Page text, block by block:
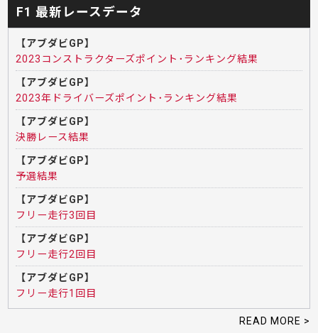
F1 最新レースデータ
【アブダビGP】
2023コンストラクターズポイント･ランキング結果
【アブダビGP】
2023年ドライバーズポイント･ランキング結果
【アブダビGP】
決勝レース結果
【アブダビGP】
予選結果
【アブダビGP】
フリー走行3回目
【アブダビGP】
フリー走行2回目
【アブダビGP】
フリー走行1回目
READ MORE >